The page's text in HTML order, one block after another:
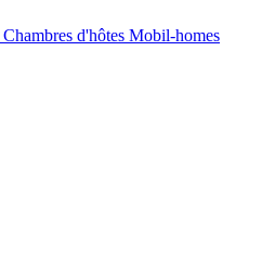
Chambres d'hôtes Mobil-homes